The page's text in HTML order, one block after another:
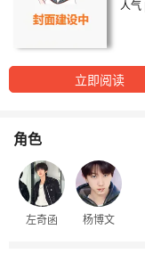
人气 |
立即阅读
角色
左奇函 杨博文